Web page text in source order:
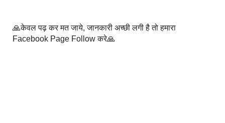
🙏केवल पढ़ कर मत जाये, जानकारी अच्छी लगी है तो हमारा
Facebook Page Follow करे🙏